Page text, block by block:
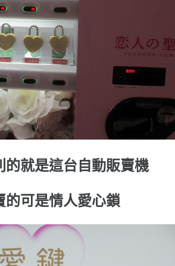
的就是這台自動販賣機
的可是情人愛心鎖